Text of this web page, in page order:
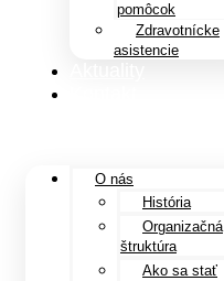
pomôcok
Zdravotnícke
asistencie
O nás
História
Organizačná
štruktúra
Ako sa stať